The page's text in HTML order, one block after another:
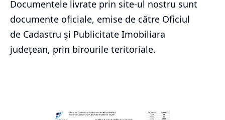
Documentele livrate prin site-ul nostru sunt
documente oficiale, emise de către Oficiul
de Cadastru și Publicitate Imobiliara
județean, prin birourile teritoriale.